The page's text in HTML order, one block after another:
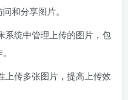
和分享图片。
系统中管理上传的图片，包
上传多张图片，提高上传效